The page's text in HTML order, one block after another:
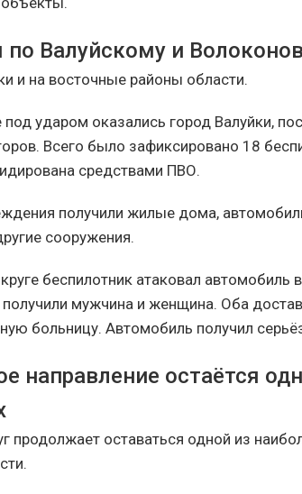
Валуйскому и
и на восточные районы области.
под ударом оказались город Валуйки,
Всего было зафиксировано 18
средствами ПВО.
получили жилые дома,
сооружения.
беспилотник атаковал автомобиль
получили мужчина и женщина. Оба
больницу. Автомобиль получил
направление остаётся
продолжает оставаться одной из